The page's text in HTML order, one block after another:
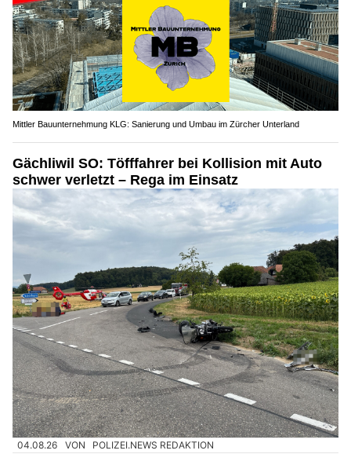
Mittler Bauunternehmung KLG: Sanierung und Umbau im Zürcher Unterland
Gächliwil SO: Töfffahrer bei Kollision mit Auto
schwer verletzt – Rega im Einsatz
04.08.26 VON POLIZEI.NEWS REDAKTION